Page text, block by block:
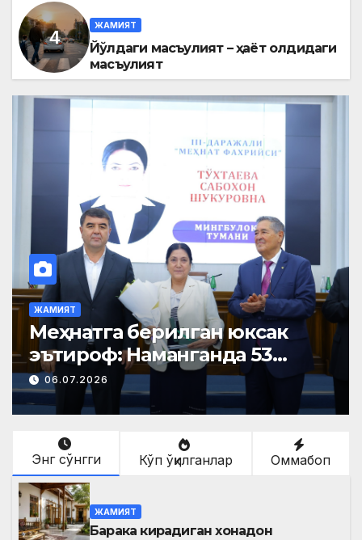
ЖАМИЯТ
Йўлдаги масъулият – ҳаёт олдидаги
масъулият
ЖАМИЯТ
Меҳнатга берилган юксак
эътироф: Наманганда 53
нафар нуроний «Меҳнат
фахрийси» кўкрак нишони
билан тақдирланди
06.07.2026
Энг сўнгги Кўп ўқилганлар Оммабоп
ЖАМИЯТ
Барака кирадиган хонадон